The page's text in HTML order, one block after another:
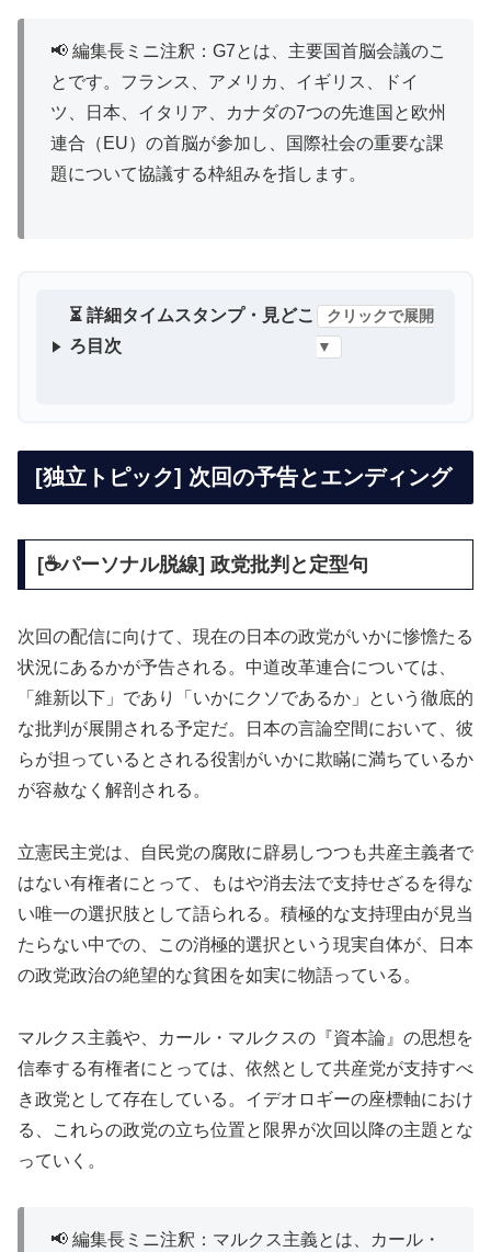
📢 編集長ミニ注釈：G7とは、主要国首脳会議のこ
とです。フランス、アメリカ、イギリス、ドイ
ツ、日本、イタリア、カナダの7つの先進国と欧州
連合（EU）の首脳が参加し、国際社会の重要な課
題について協議する枠組みを指します。
⏳ 詳細タイムスタンプ・見どこ
ろ目次
クリックで展開
▼
[独立トピック] 次回の予告とエンディング
[☕️パーソナル脱線] 政党批判と定型句
次回の配信に向けて、現在の日本の政党がいかに惨憺たる
状況にあるかが予告される。中道改革連合については、
「維新以下」であり「いかにクソであるか」という徹底的
な批判が展開される予定だ。日本の言論空間において、彼
らが担っているとされる役割がいかに欺瞞に満ちているか
が容赦なく解剖される。
立憲民主党は、自民党の腐敗に辟易しつつも共産主義者で
はない有権者にとって、もはや消去法で支持せざるを得な
い唯一の選択肢として語られる。積極的な支持理由が見当
たらない中での、この消極的選択という現実自体が、日本
の政党政治の絶望的な貧困を如実に物語っている。
マルクス主義や、カール・マルクスの『資本論』の思想を
信奉する有権者にとっては、依然として共産党が支持すべ
き政党として存在している。イデオロギーの座標軸におけ
る、これらの政党の立ち位置と限界が次回以降の主題とな
っていく。
📢 編集長ミニ注釈：マルクス主義とは、カール・